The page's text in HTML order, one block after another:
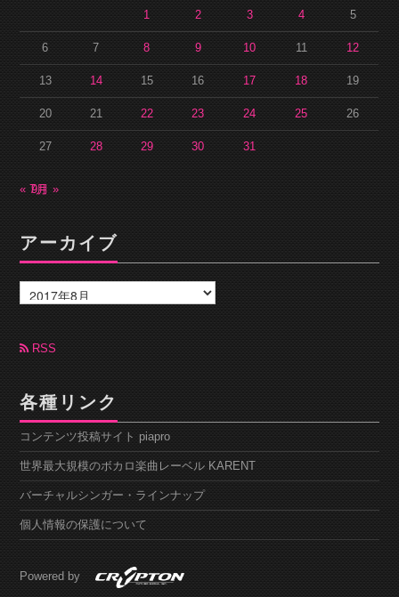
1 2 3 4 5
6 7 8 9 10 11 12
13 14 15 16 17 18 19
20 21 22 23 24 25 26
27 28 29 30 31
« 7月9月 »
アーカイブ
ー
カ
ブRSS
各種リンク
コンテンツ投稿サイト piapro
世界最大規模のボカロ楽曲レーベル KARENT
バーチャルシンガー・ラインナップ
個人情報の保護について
Powered by